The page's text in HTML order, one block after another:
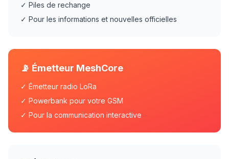
✓ Piles de rechange
✓ Pour les informations et nouvelles officielles
📡 Émetteur MeshCore
✓ Émetteur radio LoRa
✓ Powerbank pour votre GSM
✓ Pour la communication interactive